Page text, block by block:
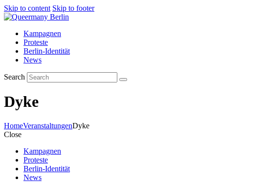
Skip to content Skip to footer
Kampagnen
Proteste
Berlin-Identität
News
Search
Dyke
HomeVeranstaltungenDyke
Close
Kampagnen
Proteste
Berlin-Identität
News